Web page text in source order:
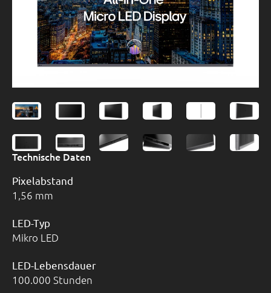
Technische Daten
Pixelabstand
1,56 mm
LED-Typ
Mikro LED
LED-Lebensdauer
100.000 Stunden